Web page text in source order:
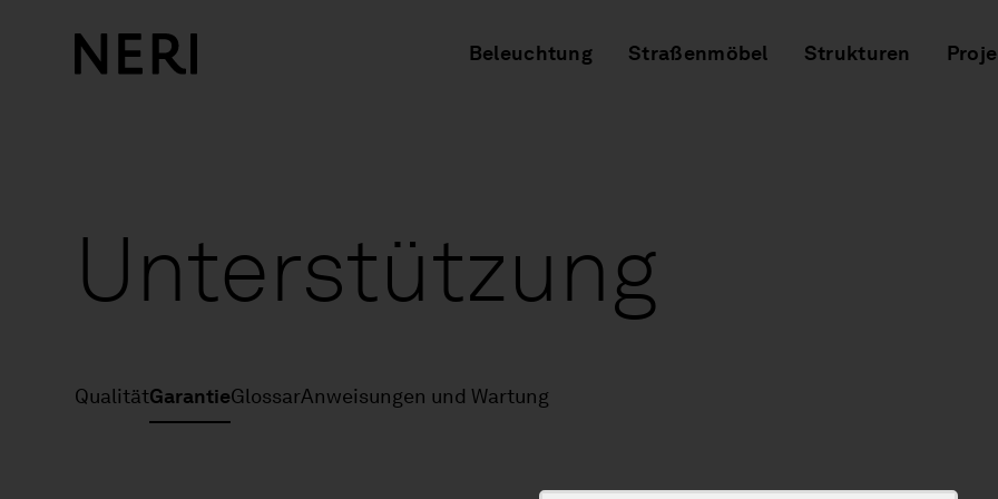
Beleuchtung Straßenmöbel Strukturen
Unterstützung
QualitätGarantieGlossarAnweisungen und Wartung